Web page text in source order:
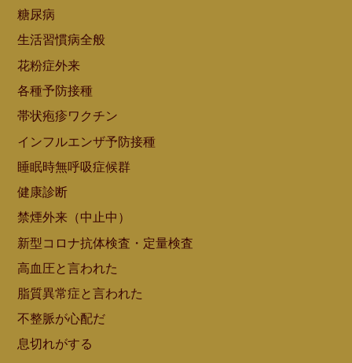
糖尿病
生活習慣病全般
花粉症外来
各種予防接種
帯状疱疹ワクチン
インフルエンザ予防接種
睡眠時無呼吸症候群
健康診断
禁煙外来（中止中）
新型コロナ抗体検査・定量検査
高血圧と言われた
脂質異常症と言われた
不整脈が心配だ
息切れがする